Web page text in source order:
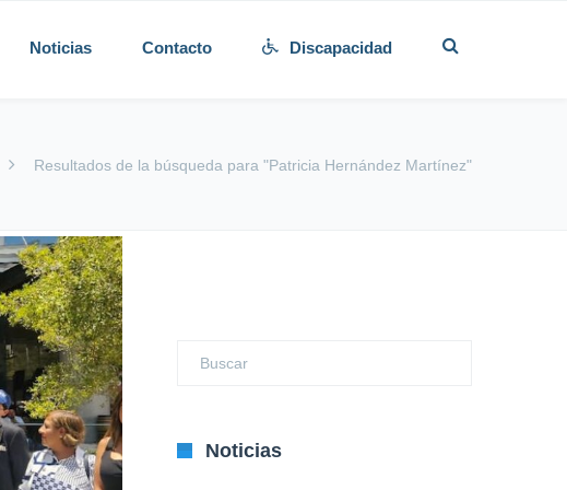
Noticias Contacto Discapacidad
Resultados de la búsqueda para "Patricia Hernández Martínez"
Noticias